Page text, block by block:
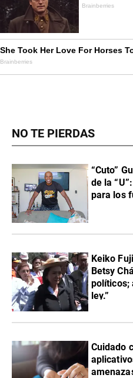
NO TE PIERDAS
“Cuto”
de la
para los
Keiko
Betsy
políticos;
ley.”
Cuidado